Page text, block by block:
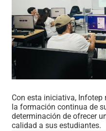
Con esta iniciativa,
la formación continua de
determinación de ofrecer
calidad a sus estudiantes.